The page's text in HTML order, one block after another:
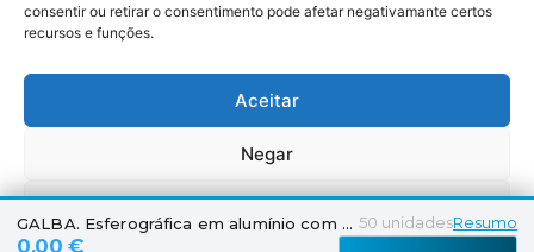
consentir ou retirar o consentimento pode afetar negativamante certos
recursos e funções.
Aceitar
Negar
Ver preferências
Megaimprime © 2025 |
Todos os Direitos
GALBA. Esferográfica em alumínio com ponteira touch e clipe 50 unidadesResumo
0,00 €